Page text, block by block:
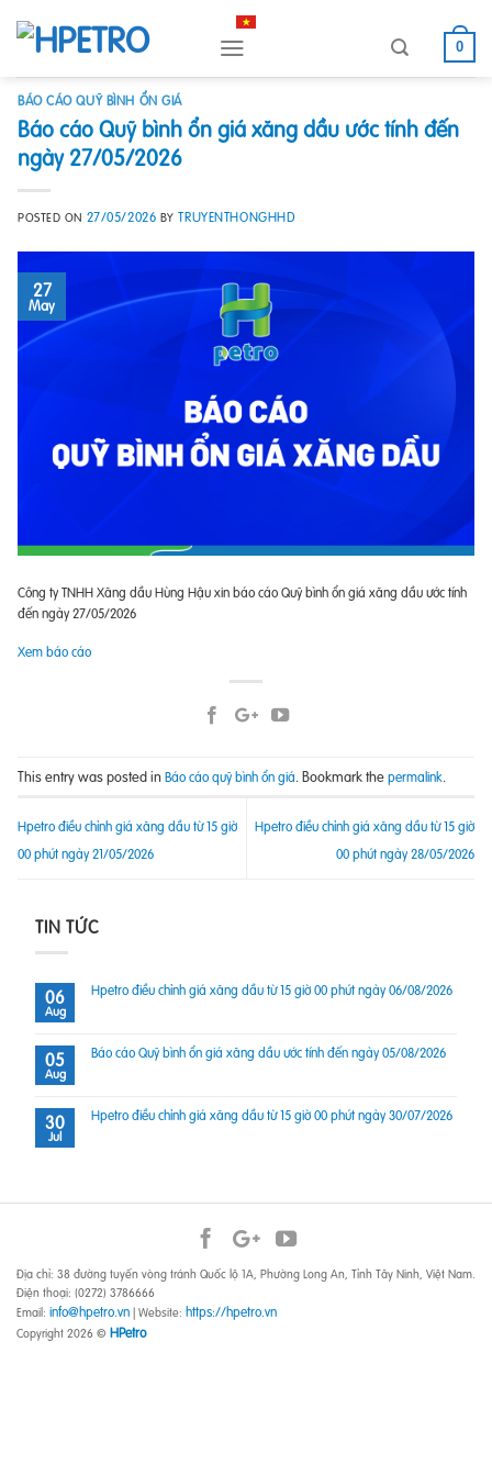
content
0
TIN TỨC
06
Aug
Hpetro điều chỉnh giá xăng dầu từ 15 giờ 00 phút ngày 06/08/2026
05
Aug
Báo cáo Quỹ bình ổn giá xăng dầu ước tính đến ngày 05/08/2026
30
Jul
Hpetro điều chỉnh giá xăng dầu từ 15 giờ 00 phút ngày 30/07/2026
BÁO CÁO QUỸ BÌNH ỔN GIÁ
Báo cáo Quỹ bình ổn giá xăng dầu ước tính đến
ngày 27/05/2026
POSTED ON 27/05/2026 BYTRUYENTHONGHHD
27
May
Công ty TNHH Xăng dầu Hùng Hậu xin báo cáo Quỹ bình ổn giá xăng dầu ước tính
đến ngày 27/05/2026
Xem báo cáo
This entry was posted inBáo cáo quỹ bình ổn giá. Bookmark thepermalink.
Hpetro điều chỉnh giá xăng dầu từ 15 giờ
00 phút ngày 21/05/2026
Hpetro điều chỉnh giá xăng dầu từ 15 giờ
00 phút ngày 28/05/2026
Địa chỉ: 38 đường tuyến vòng tránh Quốc lộ 1A, Phường Long An, Tỉnh Tây Ninh, Việt Nam.
Điện thoại: (0272) 3786666
Email: info@hpetro.vn | Website: https://hpetro.vn
Copyright 2026 © HPetro